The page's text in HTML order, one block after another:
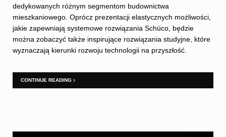
dedykowanych różnym segmentom budownictwa
mieszkaniowego. Oprócz prezentacji elastycznych możliwości,
jakie zapewniają systemowe rozwiązania Schüco, będzie
można zobaczyć także inspirujące rozwiązania studyjne, które
wyznaczają kierunki rozwoju technologii na przyszłość.
CONTINUE READING